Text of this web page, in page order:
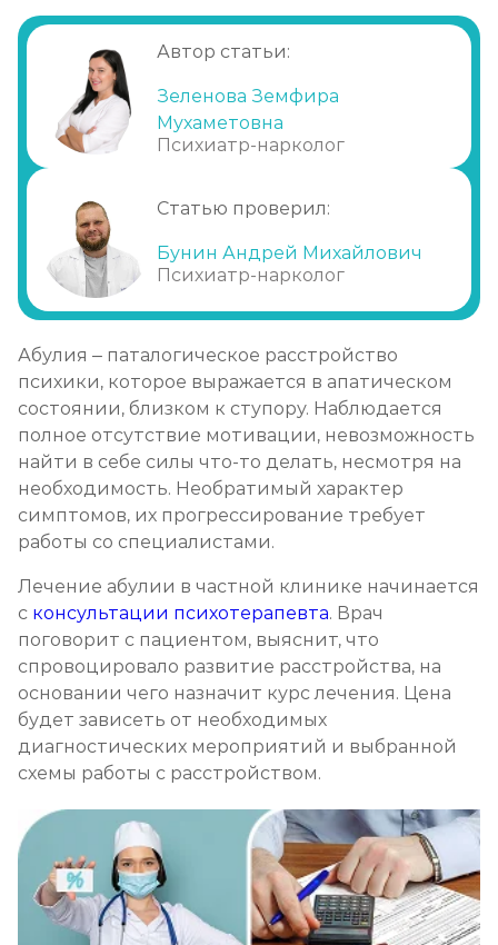
Прогрессирование
Возможные осложнения
Диагностика
Лечение абулии
Автор статьи:
Зеленова Земфира
Мухаметовна
Психиатр-нарколог
Статью проверил:
Бунин Андрей Михайлович
Психиатр-нарколог
Абулия – паталогическое расстройство
психики, которое выражается в апатическом
состоянии, близком к ступору. Наблюдается
полное отсутствие мотивации, невозможность
найти в себе силы что-то делать, несмотря на
необходимость. Необратимый характер
симптомов, их прогрессирование требует
работы со специалистами.
Лечение абулии в частной клинике начинается
с консультации психотерапевта. Врач
поговорит с пациентом, выяснит, что
спровоцировало развитие расстройства, на
основании чего назначит курс лечения. Цена
будет зависеть от необходимых
диагностических мероприятий и выбранной
схемы работы с расстройством.